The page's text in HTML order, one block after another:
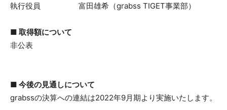
執行役員 富田雄希（grabss TIGET事業部）
■ 取得額について
非公表
■ 今後の見通しについて
grabssの決算への連結は2022年9月期より実施いたします。